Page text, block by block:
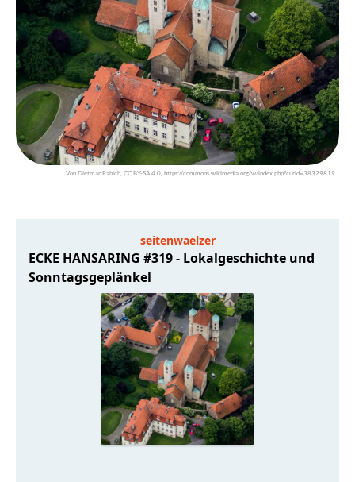
Von Dietmar Rabich, CC BY-SA 4.0, https://commons.wikimedia.org/w/index.php?curid=38329819